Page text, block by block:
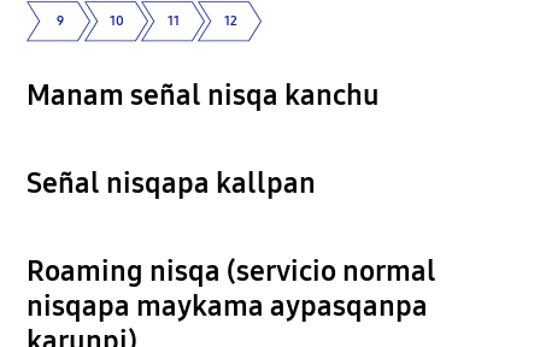
9 10 11 12
Manam señal nisqa kanchu
Señal nisqapa kallpan
Roaming nisqa (servicio normal
nisqapa maykama aypasqanpa